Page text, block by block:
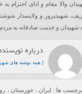
والا مقام و ادای احترام
شهیدپرور و ولایتمدار
شهیدان و خدمت صادقانه به
درباره
[ همه نوشته های
برچسب ها : ایران ، خوزستان ،